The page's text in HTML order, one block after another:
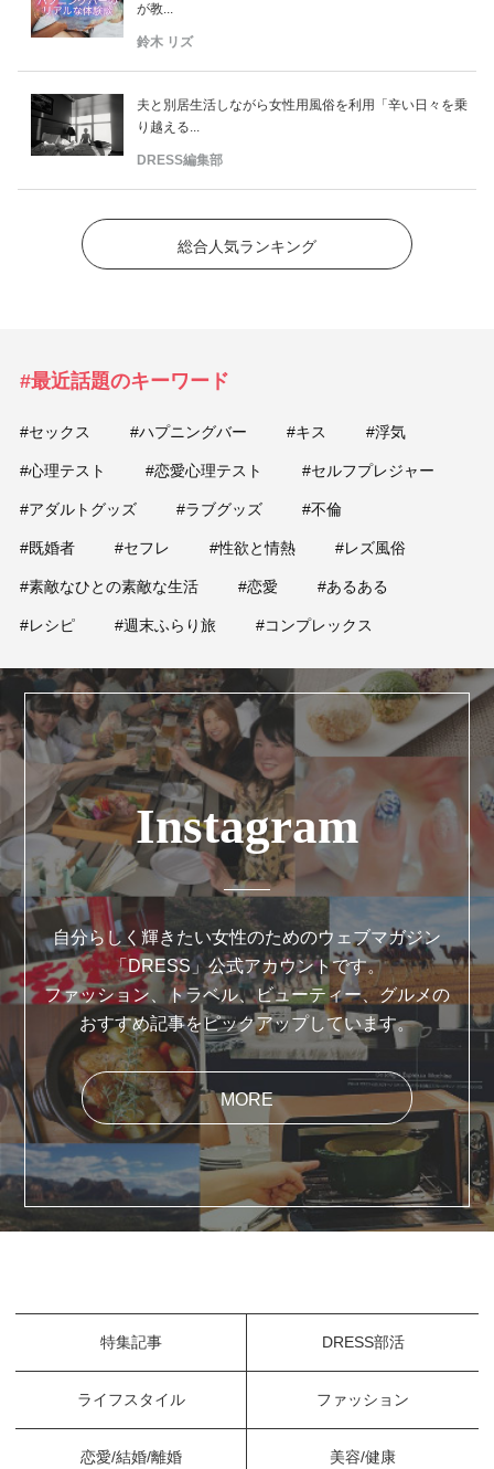
が教...
鈴木 リズ
夫と別居生活しながら女性用風俗を利用「辛い日々を乗
り越える...
DRESS編集部
総合人気ランキング
#最近話題のキーワード
#セックス #ハプニングバー #キス #浮気
#心理テスト #恋愛心理テスト #セルフプレジャー
#アダルトグッズ #ラブグッズ #不倫
#既婚者 #セフレ #性欲と情熱 #レズ風俗
#素敵なひとの素敵な生活 #恋愛 #あるある
#レシピ #週末ふらり旅 #コンプレックス
Instagram
自分らしく輝きたい女性のためのウェブマガジン
「DRESS」公式アカウントです。
ファッション、トラベル、ビューティー、グルメの
おすすめ記事をピックアップしています。
MORE
特集記事 DRESS部活
ライフスタイル ファッション
恋愛/結婚/離婚 美容/健康